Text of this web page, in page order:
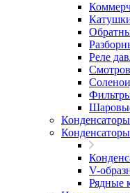
Реле
V-
Рядные